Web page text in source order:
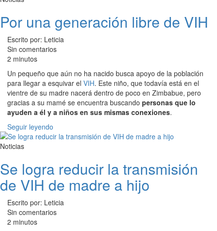
Por una generación libre de VIH
Escrito por: Leticia
Sin comentarios
2 minutos
Un pequeño que aún no ha nacido busca apoyo de la población
para llegar a esquivar el VIH. Este niño, que todavía está en el
vientre de su madre nacerá dentro de poco en Zimbabue, pero
gracias a su mamé se encuentra buscando personas que lo
ayuden a él y a niños en sus mismas conexiones.
Seguir leyendo
Noticias
Se logra reducir la transmisión
de VIH de madre a hijo
Escrito por: Leticia
Sin comentarios
2 minutos